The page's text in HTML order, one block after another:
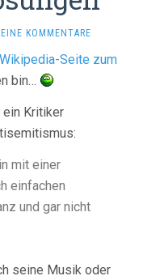
KOMMENTARE
Wikipedia-Seite zum
bin…
Kritiker
mit einer
einfachen
und gar nicht
seine Musik oder